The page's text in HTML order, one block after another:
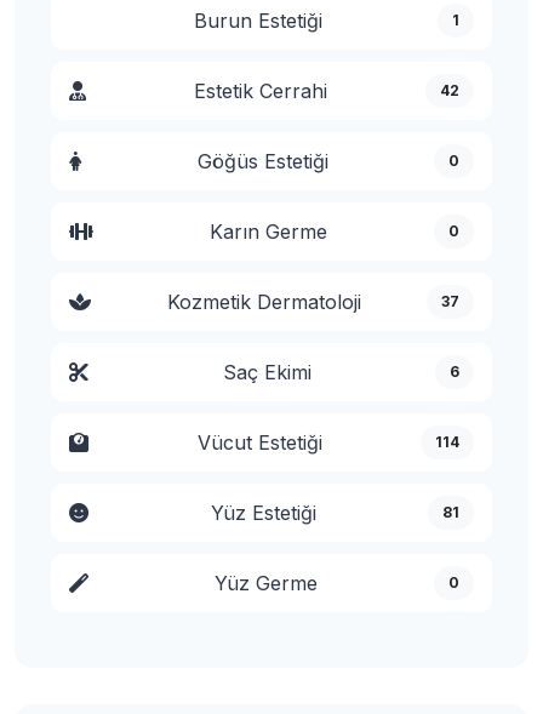
Burun Estetiği 1
Estetik Cerrahi 42
Göğüs Estetiği 0
Karın Germe 0
Kozmetik Dermatoloji 37
Saç Ekimi 6
Vücut Estetiği 114
Yüz Estetiği 81
Yüz Germe 0